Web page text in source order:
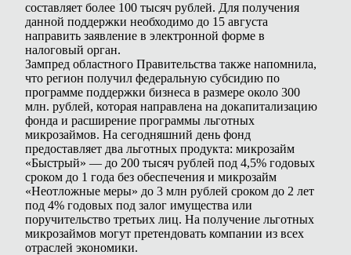
составляет более 100 тысяч рублей. Для получения
данной поддержки необходимо до 15 августа
направить заявление в электронной форме в
налоговый орган.
Зампред областного Правительства также напомнила,
что регион получил федеральную субсидию по
программе поддержки бизнеса в размере около 300
млн. рублей, которая направлена на докапитализацию
фонда и расширение программы льготных
микрозаймов. На сегодняшний день фонд
предоставляет два льготных продукта: микрозайм
«Быстрый» — до 200 тысяч рублей под 4,5% годовых
сроком до 1 года без обеспечения и микрозайм
«Неотложные меры» до 3 млн рублей сроком до 2 лет
под 4% годовых под залог имущества или
поручительство третьих лиц. На получение льготных
микрозаймов могут претендовать компании из всех
отраслей экономики.